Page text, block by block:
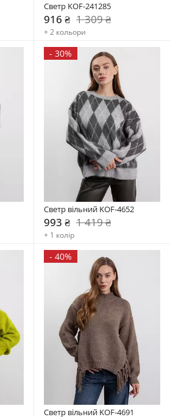
Светр KOF-241285
916 ₴ 1 309 ₴
+ 2 кольори
- 30%
Светр вільний KOF-4652
993 ₴ 1 419 ₴
+ 1 колір
- 40%
Светр вільний KOF-4691